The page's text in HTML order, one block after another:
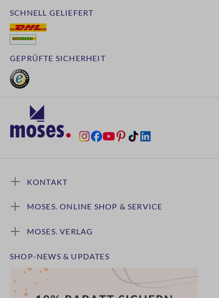
GEPRÜFTE SICHERHEIT
SCHNELL GELIEFERT
KONTAKT
MOSES. ONLINE SHOP & SERVICE
MOSES. VERLAG
SHOP-NEWS & UPDATES